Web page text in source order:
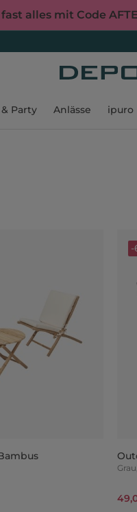
alles mit Code
Party Anlässe ipuro
-